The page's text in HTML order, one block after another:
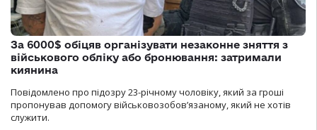
За 6000$ обіцяв організувати незаконне зняття з
військового обліку або бронювання: затримали
киянина
Повідомлено про підозру 23-річному чоловіку, який за гроші
пропонував допомогу військовозобов’язаному, який не хотів
служити.